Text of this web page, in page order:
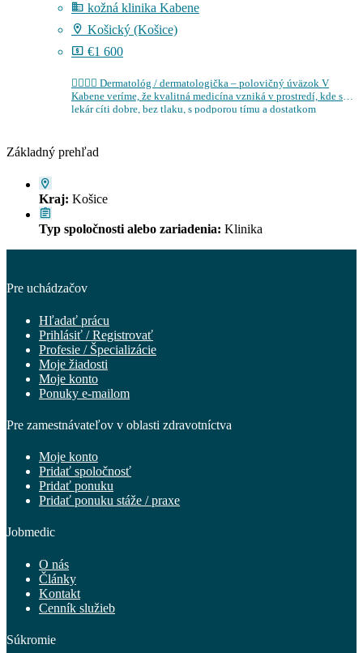
kožná klinika Kabene
Košický (Košice)
€1 600
👩‍⚕️👨‍⚕️ Dermatológ / dermatologička – polovičný úväzok V
Kabene veríme, že kvalitná medicína vzniká v prostredí, kde sa
lekár cíti dobre, bez tlaku, s podporou tímu a dostatkom
Základný prehľad
Kraj: Košice
Typ spoločnosti alebo zariadenia: Klinika
Pre uchádzačov
Hľadať prácu
Prihlásiť / Registrovať
Profesie / Špecializácie
Moje žiadosti
Moje konto
Ponuky e-mailom
Pre zamestnávateľov v oblasti zdravotníctva
Moje konto
Pridať spoločnosť
Pridať ponuku
Pridať ponuku stáže / praxe
Jobmedic
O nás
Články
Kontakt
Cenník služieb
Súkromie